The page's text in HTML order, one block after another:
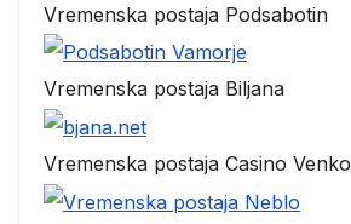
Vremenska postaja Podsabotin
Vremenska postaja Biljana
Vremenska postaja Casino Venko